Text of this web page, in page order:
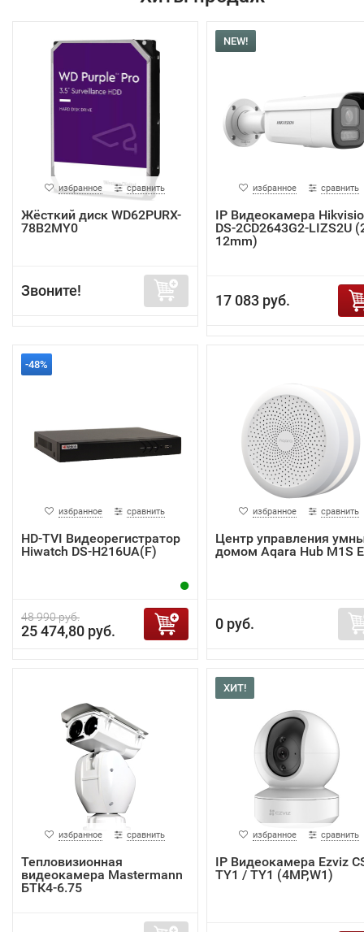
избранное сравнить
Жёсткий диск WD62PURX-
78B2MY0
Звоните!
NEW!
избранное сравнить
IP Видеокамера
DS-2CD2643G2-LIZS2U
12mm)
17 083 руб.
-48%
избранное сравнить
HD-TVI Видеорегистратор
Hiwatch DS-H216UA(F)
48 990 руб.
25 474,80 руб.
избранное сравнить
Центр управления
домом Aqara Hub M1S
0 руб.
избранное сравнить
Тепловизионная
видеокамера Mastermann
БТК4-6.75
ХИТ!
избранное сравнить
IP Видеокамера Ezviz
TY1 / TY1 (4MP,W1)